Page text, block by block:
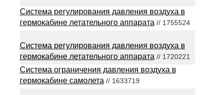
Система регулирования давления воздуха в
гермокабине летательного аппарата // 1755524
Система регулирования давления воздуха в
гермокабине летательного аппарата // 1720221
Система ограничения давления воздуха в
гермокабине самолета // 1633719